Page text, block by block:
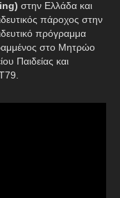
στην Ελλάδα και
πάροχος στην
πρόγραμμα
στο Μητρώο
Παιδείας και